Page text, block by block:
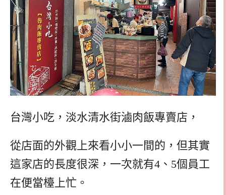
台灣小吃，淡水清水街滷肉飯專賣店，
從店面的外觀上來看小小一間的，但其實
這家店的長度很深，一次就有4、5個員工
在便當檯上忙。